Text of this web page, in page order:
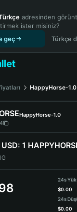
adresinden
ister misiniz?
geç
Türkçe
HappyHorse-1.0
HappyHorse-1.0
1
24s
$0.00
24s
$0.00